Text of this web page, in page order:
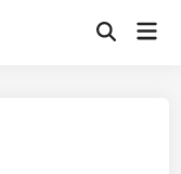
Open